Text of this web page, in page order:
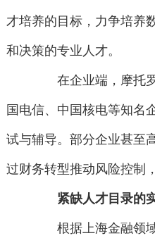
才培养的目标，力争培养
和决策的专业人才。
在企业端，摩托罗
国电信、中国核电等知名
试与辅导。部分企业甚至
过财务转型推动风险控制
紧缺人才目录的
根据上海金融领域